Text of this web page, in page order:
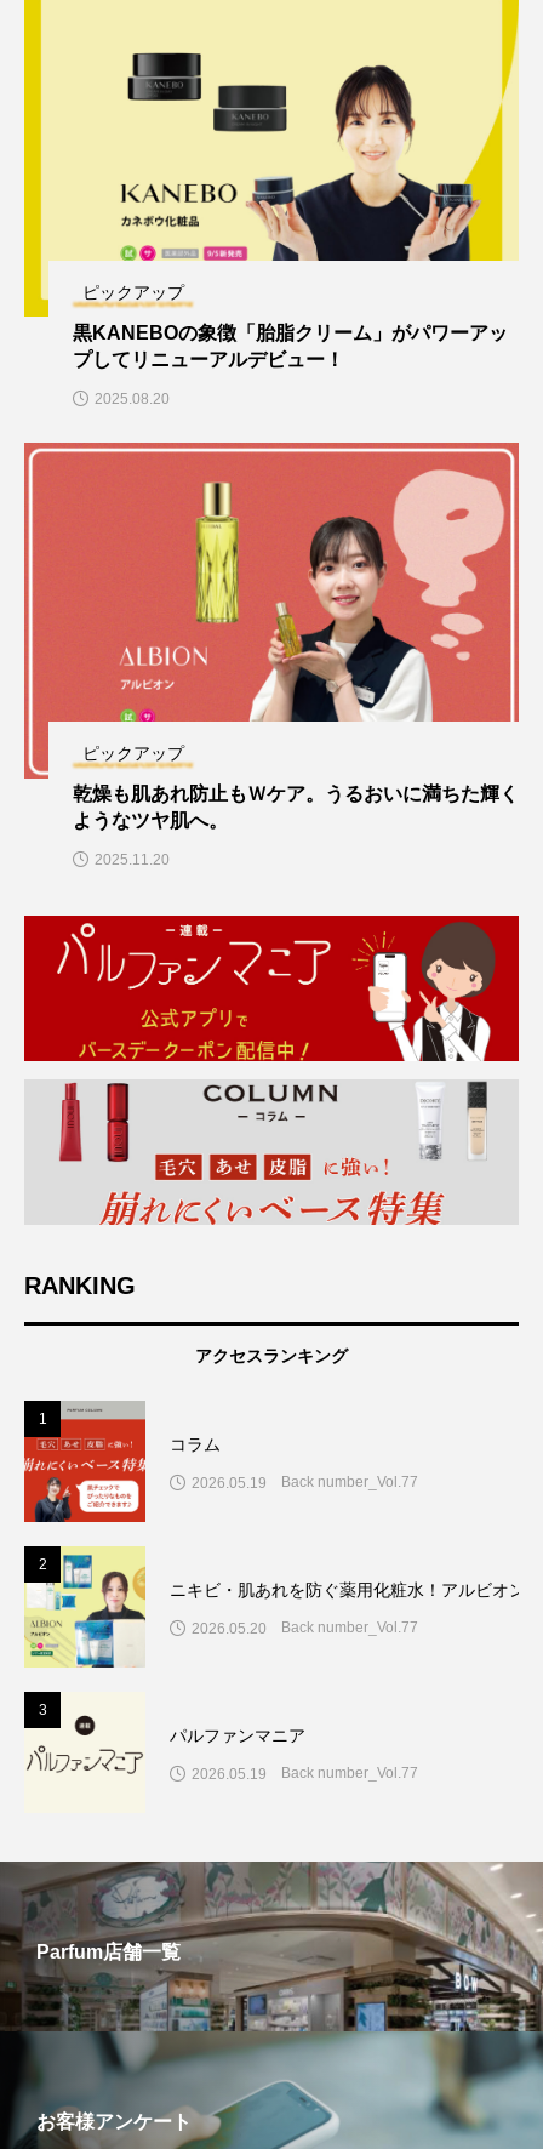
ピックアップ
黒KANEBOの象徴「胎脂クリーム」がパワーアッ
プしてリニューアルデビュー！
2025.08.20
ピックアップ
乾燥も肌あれ防止もＷケア。うるおいに満ちた輝く
ようなツヤ肌へ。
2025.11.20
RANKING
アクセスランキング
1
コラム
2026.05.19 Back number_Vol.77
2
ニキビ・肌あれを防ぐ薬用化粧水！アルビオン
2026.05.20 Back number_Vol.77
3
パルファンマニア
2026.05.19 Back number_Vol.77
Parfum店舗一覧
お客様アンケート